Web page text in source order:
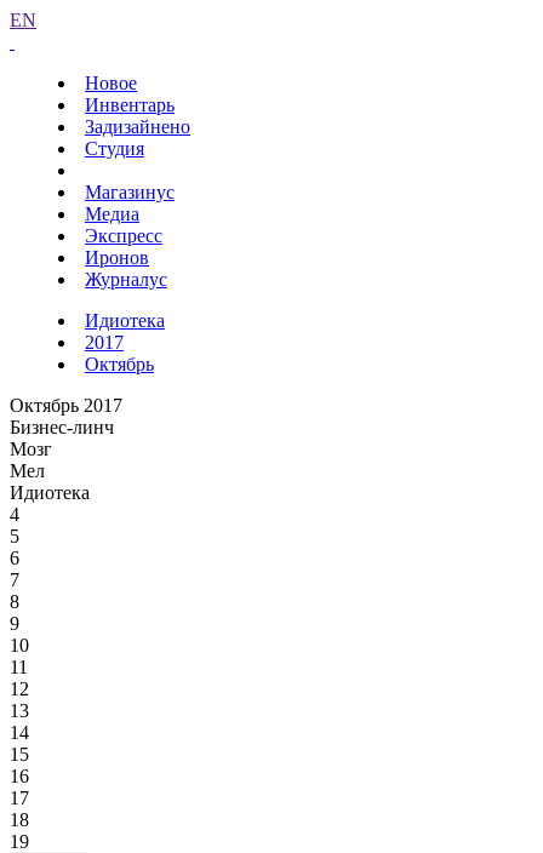
EN
Новое
Инвентарь
Задизайнено
Студия
Магазинус
Медиа
Экспресс
Иронов
Журналус
Идиотека
2017
Октябрь
Октябрь 2017
Бизнес-линч
Мозг
Мел
Идиотека
4
5
6
7
8
9
10
11
12
13
14
15
16
17
18
19